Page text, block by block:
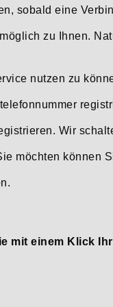
sobald eine
zu Ihnen.
nutzen zu
Wir
möchten können
mit einem Klick